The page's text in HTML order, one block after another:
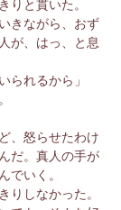
りと貫いた。
きながら、おず
が、はっ、と息
られるから」
、怒らせたわけ
だ。真人の手が
でいく。
りしなかった。